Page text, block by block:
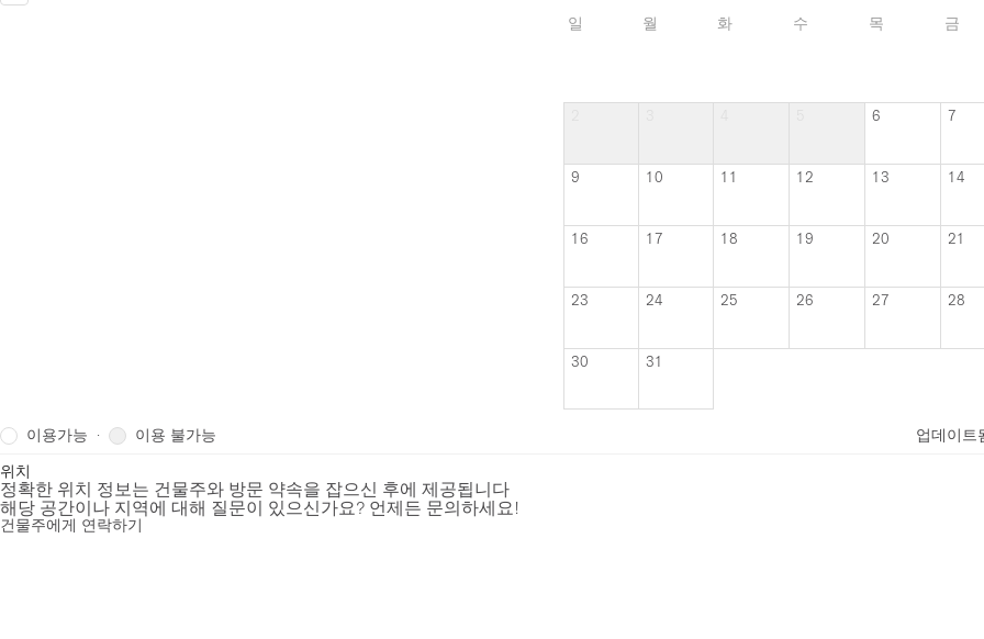
일
월 화 수 목 금
6 7
9 10 11 12 13 14
16 17 18 19 20 21
23 24 25 26 27 28
30 31
이용가능 · 이용 불가능 업데이트
위치
정확한 위치 정보는 건물주와 방문 약속을 잡으신 후에 제공됩니다
해당 공간이나 지역에 대해 질문이 있으신가요? 언제든 문의하세요!
건물주에게 연락하기